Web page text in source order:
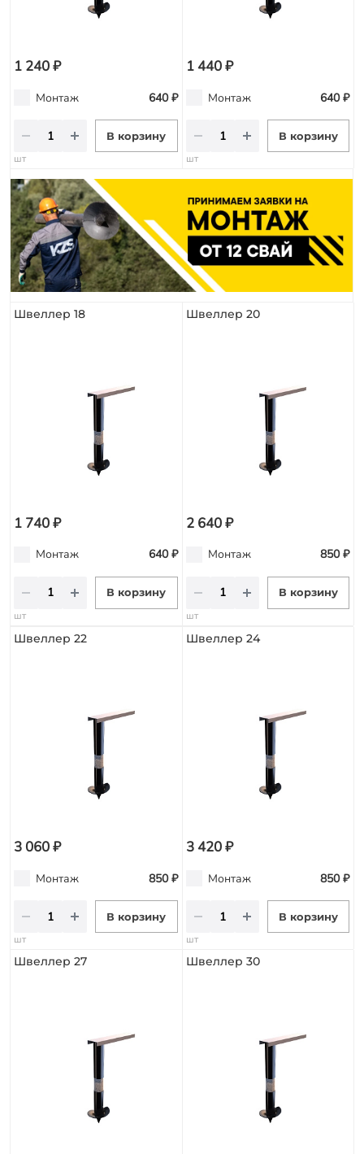
1 240 ₽
Монтаж 640 ₽
В корзину
шт
1 440 ₽
Монтаж 640 ₽
В корзину
шт
Швеллер 18
1 740 ₽
Монтаж 640 ₽
В корзину
шт
Швеллер 20
2 640 ₽
Монтаж 850 ₽
В корзину
шт
Швеллер 22
3 060 ₽
Монтаж 850 ₽
В корзину
шт
Швеллер 24
3 420 ₽
Монтаж 850 ₽
В корзину
шт
Швеллер 27 Швеллер 30